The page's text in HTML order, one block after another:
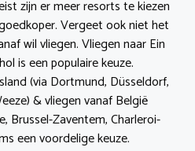
zijn er meer resorts te kiezen
Vergeet ook niet het
wil vliegen. Vliegen naar Ein
is een populaire keuze.
(via Dortmund, Düsseldorf,
& vliegen vanaf België
Brussel-Zaventem, Charleroi-
een voordelige keuze.